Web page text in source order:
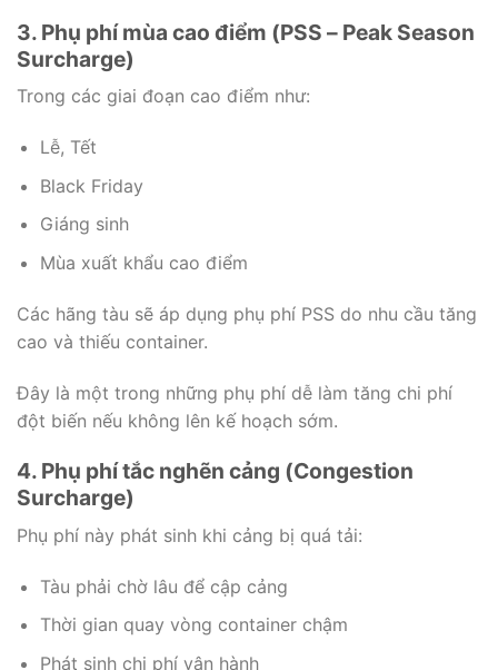
3. Phụ phí mùa cao điểm (PSS – Peak Season
Surcharge)
Trong các giai đoạn cao điểm như:
Lễ, Tết
Black Friday
Giáng sinh
Mùa xuất khẩu cao điểm
Các hãng tàu sẽ áp dụng phụ phí PSS do nhu cầu tăng
cao và thiếu container.
Đây là một trong những phụ phí dễ làm tăng chi phí
đột biến nếu không lên kế hoạch sớm.
4. Phụ phí tắc nghẽn cảng (Congestion
Surcharge)
Phụ phí này phát sinh khi cảng bị quá tải:
Tàu phải chờ lâu để cập cảng
Thời gian quay vòng container chậm
Phát sinh chi phí vận hành